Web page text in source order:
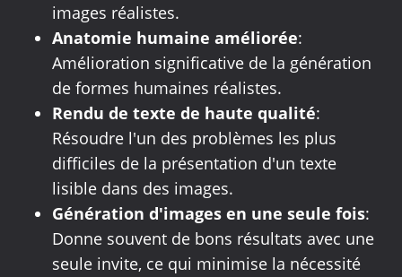
images réalistes.
Anatomie humaine améliorée:
Amélioration significative de la génération
de formes humaines réalistes.
Rendu de texte de haute qualité:
Résoudre l'un des problèmes les plus
difficiles de la présentation d'un texte
lisible dans des images.
Génération d'images en une seule fois:
Donne souvent de bons résultats avec une
seule invite, ce qui minimise la nécessité